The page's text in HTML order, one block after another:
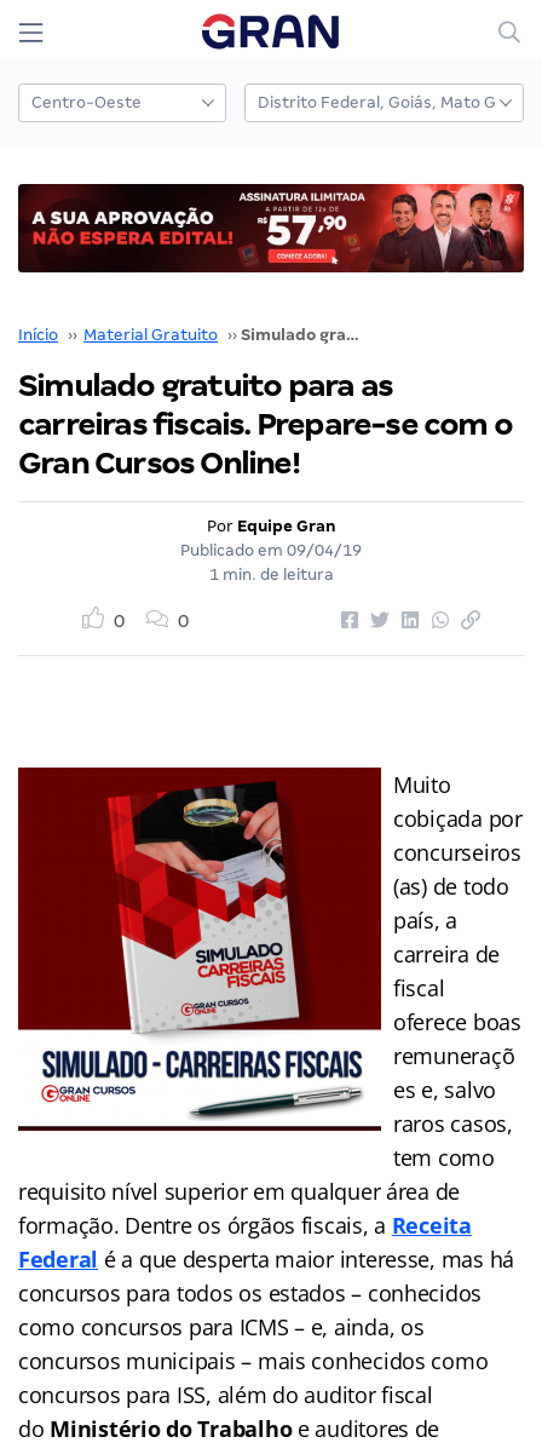
Início ›› Material Gratuito ›› Simulado gratuito para as carreiras fiscais. Prepare-se com o Gran Cursos Online!
Simulado gratuito para as
carreiras fiscais. Prepare-se com o
Gran Cursos Online!
Por Equipe Gran
Publicado em 09/04/19
1 min. de leitura
0 0
Muito
cobiçada por
concurseiros
(as) de todo
país, a
carreira de
fiscal
oferece boas
remuneraçõ
es e, salvo
raros casos,
tem como
requisito nível superior em qualquer área de
formação. Dentre os órgãos fiscais, a Receita
Federal é a que desperta maior interesse, mas há
concursos para todos os estados – conhecidos
como concursos para ICMS – e, ainda, os
concursos municipais – mais conhecidos como
concursos para ISS, além do auditor fiscal
do Ministério do Trabalhoe auditores de